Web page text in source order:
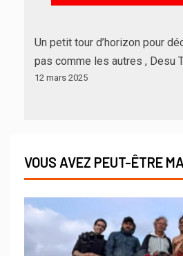
Un petit tour d’horizon pour
pas comme les autres , Desu
12 mars 2025
VOUS AVEZ PEUT-ÊTRE